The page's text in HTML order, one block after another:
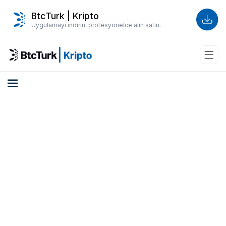
BtcTurk | Kripto
Uygulamayı indirin, profesyonelce alın satın.